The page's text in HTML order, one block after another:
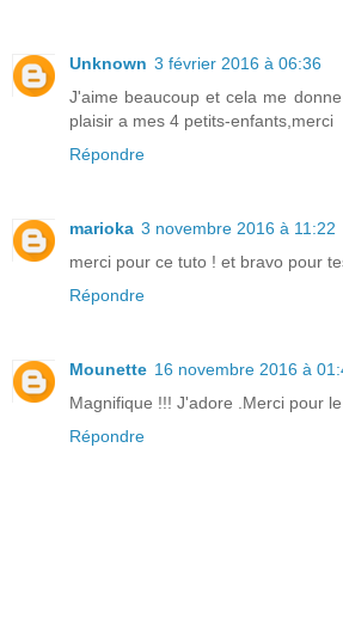
Unknown 3 février 2016 à 06:36
J'aime beaucoup et cela me
plaisir a mes 4 petits-enfants,merci
Répondre
marioka 3 novembre 2016 à 11:22
merci pour ce tuto ! et bravo pour
Répondre
Mounette 16 novembre 2016 à
Magnifique !!! J'adore .Merci pour le
Répondre